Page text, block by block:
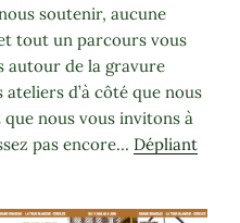
soutenir, aucune
tout un parcours vous
autour de la gravure
d’à côté que nous
nous vous invitons à
pas encore… Dépliant